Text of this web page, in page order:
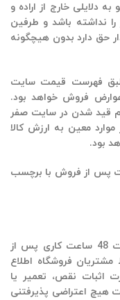
به دلایلی خارج از اراده و
را نداشته باشد و طرفین
حق دارد بدون هیچگونه
طبق فهرست قیمت سایت
فروش خواهد بود.
قید شدن در سایت صفر
معین به ارزش کالا
بود.
پس از فروش با برچسب
هرگونه نقص و عیب فنی کالا، باید در مدت 48 ساعت کاری پس از
به مرکز ارتباط مشتریان فروشگاه اطلاع
اثبات نقص، تعمیر یا
بدیهی است پس از 48 ساعت هیچ اعتراضی پذیرفتنی